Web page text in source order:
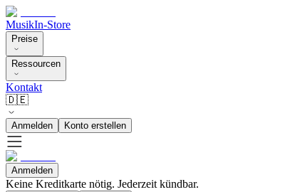
MusikIn-Store
Preise
Ressourcen
Kontakt
🇩🇪
Anmelden Konto erstellen
Anmelden
Keine Kreditkarte nötig. Jederzeit kündbar.